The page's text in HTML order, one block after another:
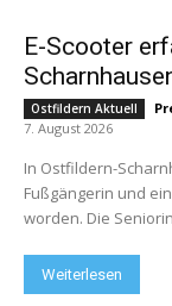
E-Scooter
Ostfildern Aktuell
7. August 2026
In Ostfildern-
Fußgängerin und
worden. Die
Weiterlesen